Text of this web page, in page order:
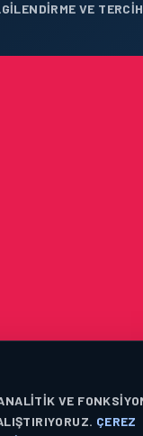
VE TERCIH
VE
ÇEREZ